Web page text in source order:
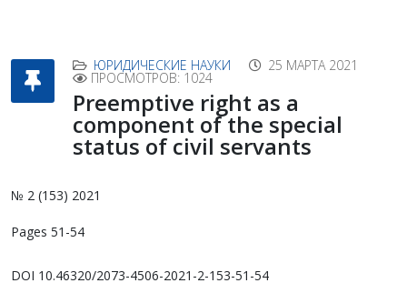
ЮРИДИЧЕСКИЕ НАУКИ 25 МАРТА 2021
ПРОСМОТРОВ: 1024
Preemptive right as a
component of the special
status of civil servants
№ 2 (153) 2021
Pages 51-54
DOI 10.46320/2073-4506-2021-2-153-51-54